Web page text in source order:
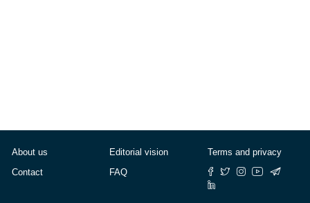
About us
Contact
Editorial vision
FAQ
Terms and privacy